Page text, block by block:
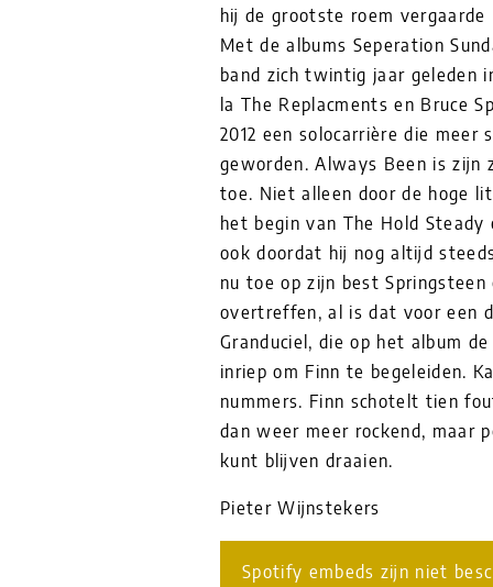
hij de grootste roem
Met de albums Seperation
band zich twintig jaar geleden
la The Replacments en Bruce
2012 een solocarrière die
geworden. Always Been is
toe. Niet alleen door de hoge
het begin van The Hold
ook doordat hij nog altijd
nu toe op zijn best
overtreffen, al is dat voor een
Granduciel, die op het album
inriep om Finn te begeleiden.
nummers. Finn schotelt tien
dan weer meer rockend, maar
kunt blijven draaien.
Pieter Wijnstekers
Spotify embeds zijn niet